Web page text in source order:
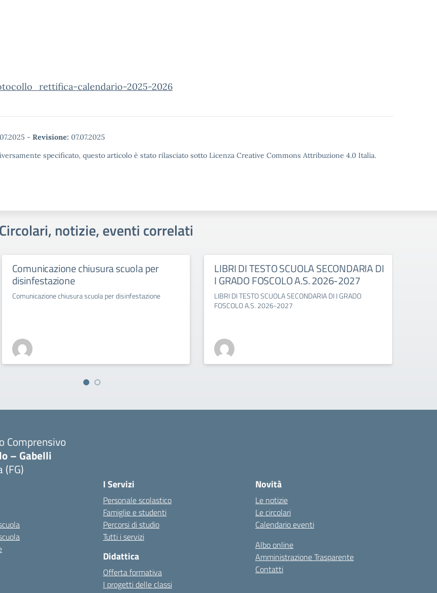
calendario-2025-2026
- Revisione: 07.07.2025
specificato, questo articolo è stato rilasciato sotto Licenza Creative Commons Attribuzione 4.0 Italia.
Circolari, notizie, eventi correlati
Comunicazione chiusura scuola per
disinfestazione
Comunicazione chiusura scuola per disinfestazione
LIBRI DI TESTO SCUOLA SECONDARIA DI
I GRADO FOSCOLO A.S. 2026-2027
LIBRI DI TESTO SCUOLA SECONDARIA DI I GRADO
FOSCOLO A.S. 2026-2027
Comprensivo
– Gabelli
(FG)
la pagina iniziale della scuola
I Servizi
Personale scolastico
Famiglie e studenti
Percorsi di studio
Tutti i servizi
Didattica
Offerta formativa
I progetti delle classi
Novità
Le notizie
Le circolari
Calendario eventi
Albo online
Amministrazione Trasparente
Contatti